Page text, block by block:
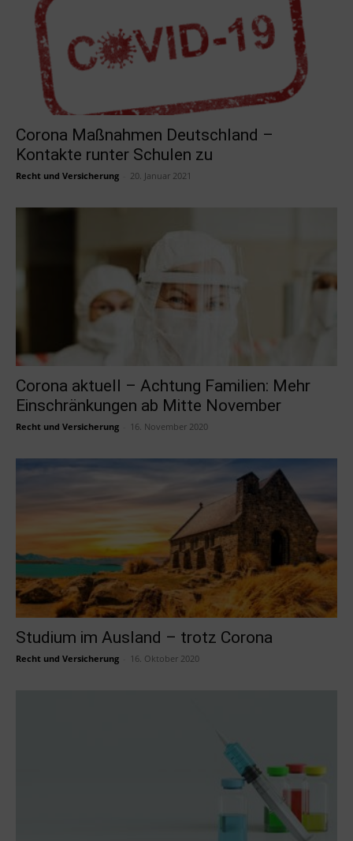
Corona Maßnahmen Deutschland –
Kontakte runter Schulen zu
Recht und Versicherung 20. Januar 2021
Corona aktuell – Achtung Familien: Mehr
Einschränkungen ab Mitte November
Recht und Versicherung 16. November 2020
Studium im Ausland – trotz Corona
Recht und Versicherung 16. Oktober 2020